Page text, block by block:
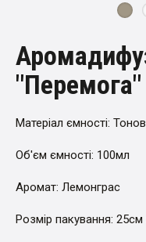
"Перемога"
Матеріал ємності:
Об'єм ємності: 100мл
Аромат: Лемонграс
Розмір пакування: